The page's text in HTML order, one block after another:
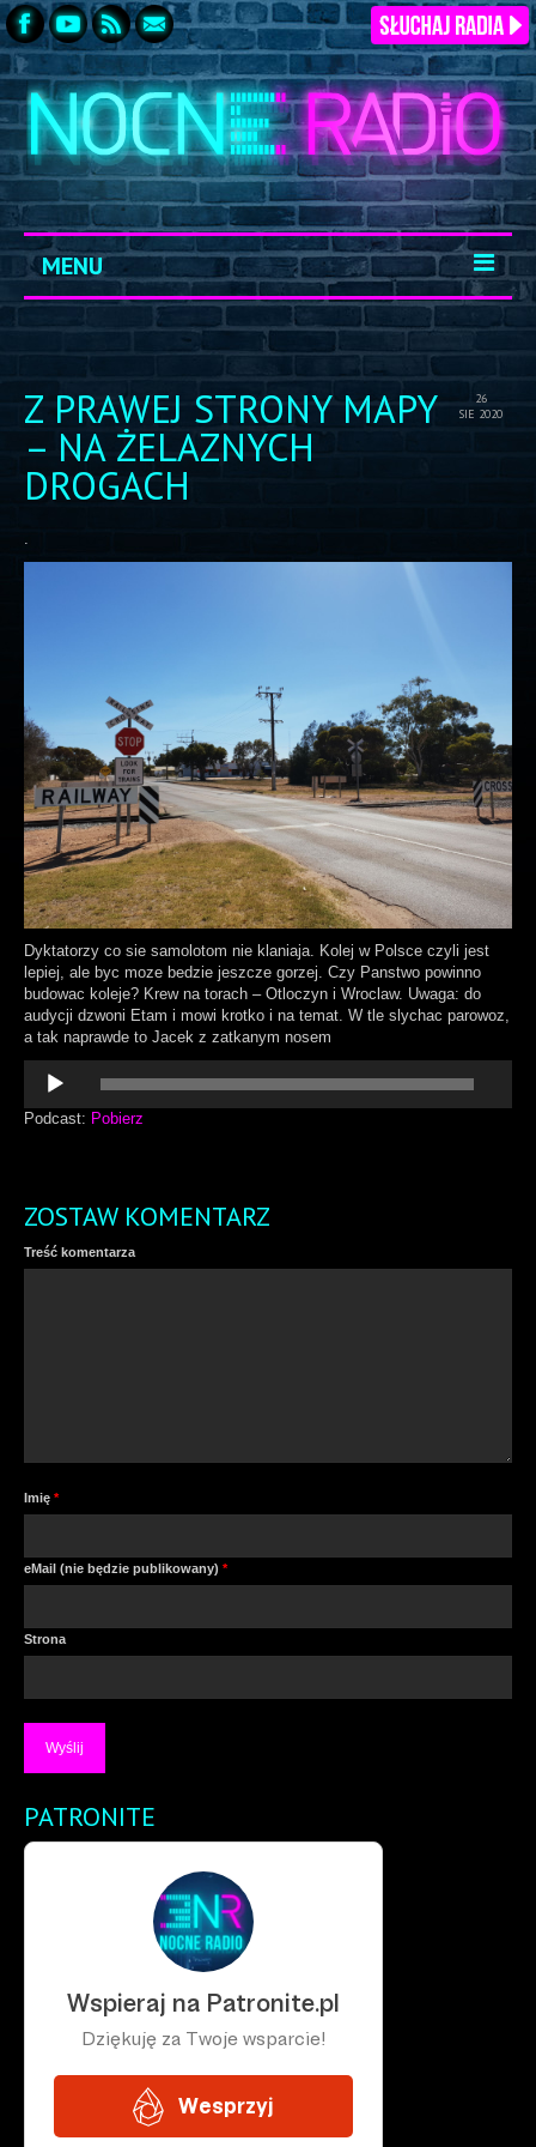
MENU
START
ARCHIWUM
KONTAKT
LOGOWANIE
26
SIE 2020
Z PRAWEJ STRONY MAPY
– NA ŻELAZNYCH
DROGACH
.
Dyktatorzy co sie samolotom nie klaniaja. Kolej w Polsce czyli jest
lepiej, ale byc moze bedzie jeszcze gorzej. Czy Panstwo powinno
budowac koleje? Krew na torach – Otloczyn i Wroclaw. Uwaga: do
audycji dzwoni Etam i mowi krotko i na temat. W tle slychac parowoz,
a tak naprawde to Jacek z zatkanym nosem
Odtwarzacz
plików
dźwiękowych
Podcast: Pobierz
ZOSTAW KOMENTARZ
Treść komentarza
Imię *
eMail (nie będzie publikowany) *
Strona
PATRONITE